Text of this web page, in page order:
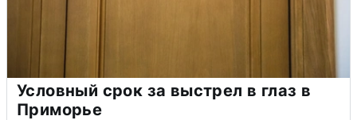
Условный срок за выстрел в глаз в
Приморье